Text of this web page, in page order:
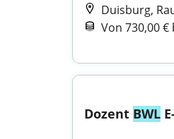
Duisburg,
Von 730,00
Dozent BWL